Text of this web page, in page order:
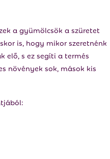
a gyümölcsök a szüretet
is, hogy mikor szeretnénk
elő, s ez segíti a termés
növények sok, mások kis